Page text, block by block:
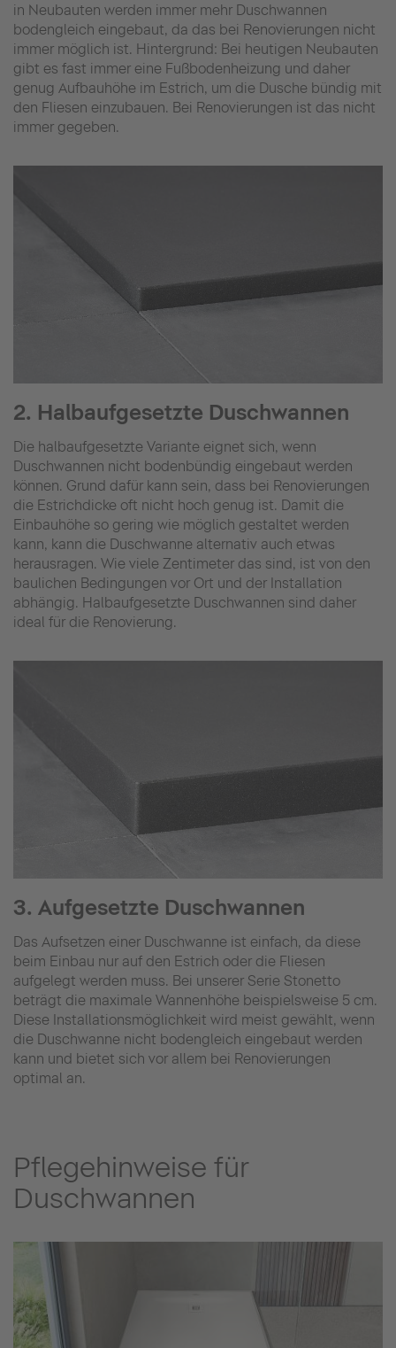
in Neubauten werden immer mehr Duschwannen
bodengleich eingebaut, da das bei Renovierungen nicht
immer möglich ist. Hintergrund: Bei heutigen Neubauten
gibt es fast immer eine Fußbodenheizung und daher
genug Aufbauhöhe im Estrich, um die Dusche bündig mit
den Fliesen einzubauen. Bei Renovierungen ist das nicht
immer gegeben.
2. Halbaufgesetzte Duschwannen
Die halbaufgesetzte Variante eignet sich, wenn
Duschwannen nicht bodenbündig eingebaut werden
können. Grund dafür kann sein, dass bei Renovierungen
die Estrichdicke oft nicht hoch genug ist. Damit die
Einbauhöhe so gering wie möglich gestaltet werden
kann, kann die Duschwanne alternativ auch etwas
herausragen. Wie viele Zentimeter das sind, ist von den
baulichen Bedingungen vor Ort und der Installation
abhängig. Halbaufgesetzte Duschwannen sind daher
ideal für die Renovierung.
3. Aufgesetzte Duschwannen
Das Aufsetzen einer Duschwanne ist einfach, da diese
beim Einbau nur auf den Estrich oder die Fliesen
aufgelegt werden muss. Bei unserer Serie Stonetto
beträgt die maximale Wannenhöhe beispielsweise 5 cm.
Diese Installationsmöglichkeit wird meist gewählt, wenn
die Duschwanne nicht bodengleich eingebaut werden
kann und bietet sich vor allem bei Renovierungen
optimal an.
Pflegehinweise für
Duschwannen